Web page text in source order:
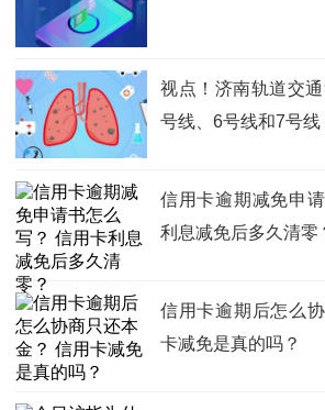
视点！济南轨道交
号线、6号线和7号线
信用卡逾期减免申
利息减免后多久清零
信用卡逾期后怎么
卡减免是真的吗？